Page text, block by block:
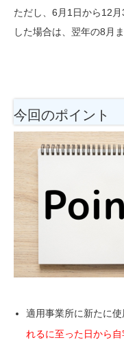
ただし、6月1日から12
した場合は、 翌年の8月
今回のポイント
適用事業所に新たに
れるに至った日から